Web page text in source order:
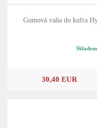
Gumová vaňa do kufra
30,40 EUR